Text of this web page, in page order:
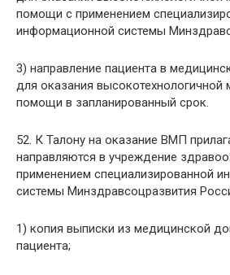
помощи с применением
информационной системы
3) направление пациента в
для оказания высокотехнологичной
помощи в запланированный срок.
52. К Талону на оказание ВМП
направляются в учреждение
применением специализированной
системы Минздравсоцразвития
1) копия выписки из медицинской
пациента;